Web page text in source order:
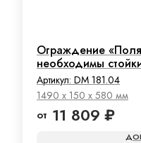
Ограждение
необходимы
Артикул: DM 181.04
1490 x 150 x 580 мм
11 809 ₽